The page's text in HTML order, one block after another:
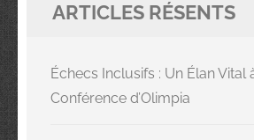
ARTICLES RÉSENTS
Échecs Inclusifs : Un Élan Vital
Conférence d’Olimpia